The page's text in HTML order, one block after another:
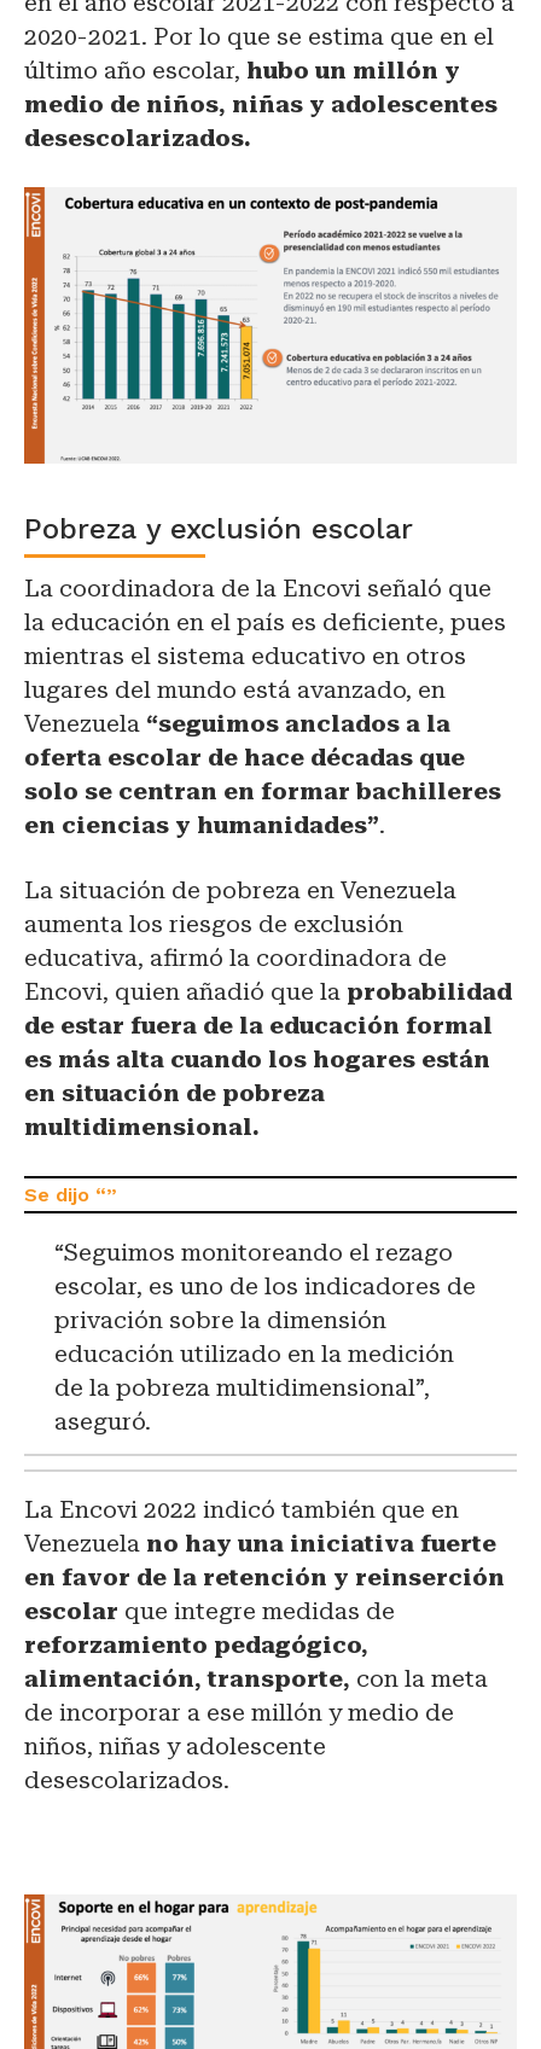
2020-2021. Por lo que se estima que en el
último año escolar, hubo un millón y
medio de niños, niñas y adolescentes
desescolarizados.
Pobreza y exclusión escolar
La coordinadora de la Encovi señaló que
la educación en el país es deficiente, pues
mientras el sistema educativo en otros
lugares del mundo está avanzado, en
Venezuela “seguimos anclados a la
oferta escolar de hace décadas que
solo se centran en formar bachilleres
en ciencias y humanidades”.
La situación de pobreza en Venezuela
aumenta los riesgos de exclusión
educativa, afirmó la coordinadora de
Encovi, quien añadió que la probabilidad
de estar fuera de la educación formal
es más alta cuando los hogares están
en situación de pobreza
multidimensional.
“Seguimos monitoreando el rezago
escolar, es uno de los indicadores de
privación sobre la dimensión
educación utilizado en la medición
de la pobreza multidimensional”,
aseguró.
La Encovi 2022 indicó también que en
Venezuela no hay una iniciativa fuerte
en favor de la retención y reinserción
escolar que integre medidas de
reforzamiento pedagógico,
alimentación, transporte, con la meta
de incorporar a ese millón y medio de
niños, niñas y adolescente
desescolarizados.